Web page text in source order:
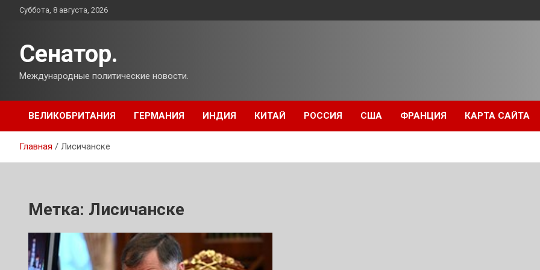
ПерейтиСуббота, 8 августа, 2026
Сенатор.
Международные политические новости.
ВЕЛИКОБРИТАНИЯ ГЕРМАНИЯ ИНДИЯ КИТАЙ РОССИЯ США ФРАНЦИЯ КАРТА САЙТА
Главная Лисичанске
Метка: Лисичанске